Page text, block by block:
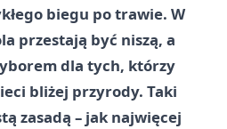
biegu po trawie. W
przestają być niszą, a
dla tych, którzy
bliżej przyrody. Taki
zasadą – jak najwięcej